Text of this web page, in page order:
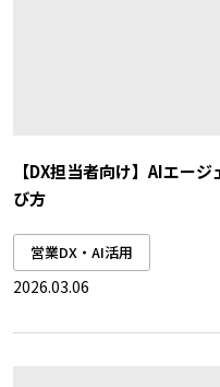
【DX担当者向け】AIエー
び方
営業DX・AI活用
2026.03.06